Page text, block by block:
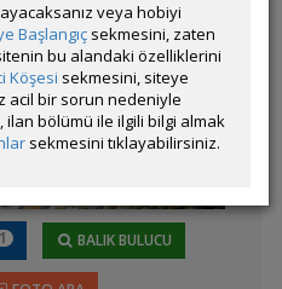
japonica
1 BALIK BULUCU
veya hobiyi
Başlangıç sekmesini, zaten
bu alandaki özelliklerini
Köşesi sekmesini, siteye
acil bir sorun nedeniyle
ilan bölümü ile ilgili bilgi almak
sekmesini tıklayabilirsiniz.